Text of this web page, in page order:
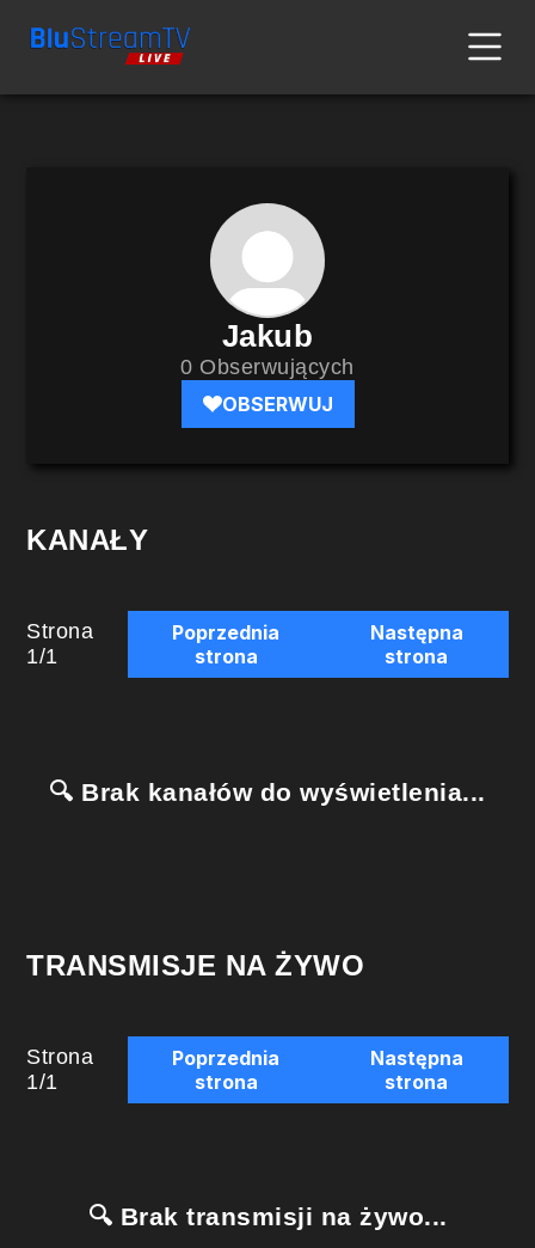
Jakub
0 Obserwujących
OBSERWUJ
KANAŁY
Strona
1/1
Poprzednia
strona
Następna
strona
🔍 Brak kanałów do wyświetlenia...
TRANSMISJE NA ŻYWO
Strona
1/1
Poprzednia
strona
Następna
strona
🔍 Brak transmisji na żywo...